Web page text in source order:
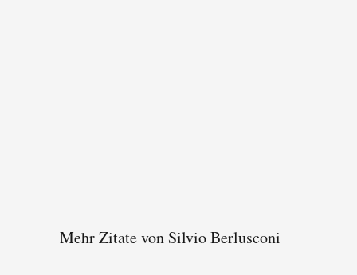
Mehr Zitate von Silvio Berlusconi